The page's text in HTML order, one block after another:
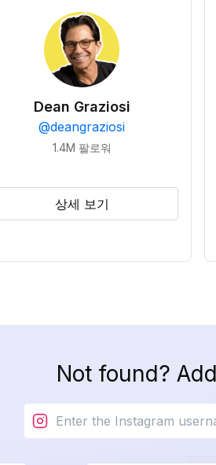
Dean Graziosi
@deangraziosi
1.4M 팔로워
상세 보기
Not found?